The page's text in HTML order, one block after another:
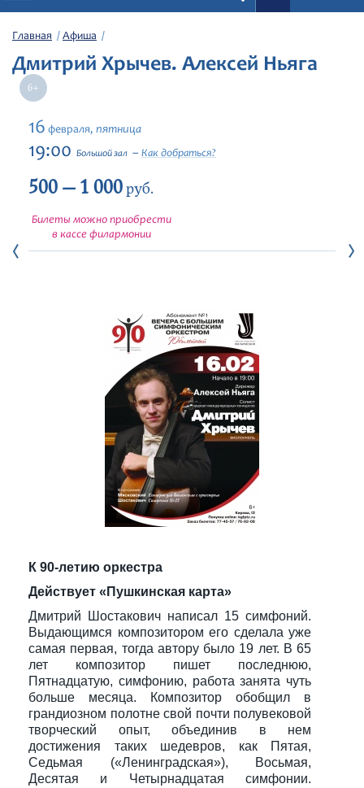
Филармония
Афиша
Фестивали
Абонементы
Контакты
Главная Афиша
Дмитрий Хрычев. Алексей Ньяга
16 февраля, пятница
19:00 Большой зал Как добраться?
500 — 1 000руб.
Билеты можно приобрести
в кассе филармонии
К 90-летию оркестра
Действует «Пушкинская карта»
Дмитрий Шостакович написал 15 симфоний.
Выдающимся композитором его сделала уже
самая первая, тогда автору было 19 лет. В 65
лет композитор пишет последнюю,
Пятнадцатую, симфонию, работа занята чуть
больше месяца. Композитор обобщил в
грандиозном полотне свой почти полувековой
творческий опыт, объединив в нем
достижения таких шедевров, как Пятая,
Седьмая («Ленинградская»), Восьмая,
Десятая и Четырнадцатая симфонии.